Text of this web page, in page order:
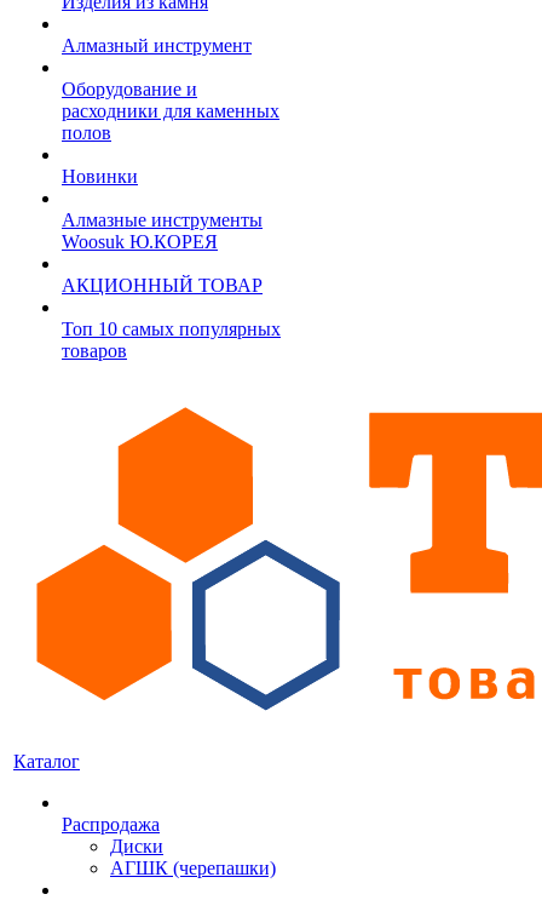
Алмазный инструмент
Оборудование и
расходники для каменных
полов
Новинки
Алмазные инструменты
Woosuk Ю.КОРЕЯ
АКЦИОННЫЙ ТОВАР
Топ 10 самых популярных
товаров
Каталог
Распродажа
Диски
АГШК (черепашки)